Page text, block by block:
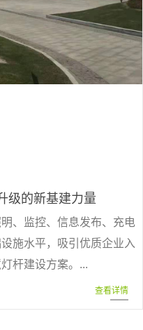
级的新基建力量
、监控、信息发布、充电
施水平，吸引优质企业入
杆建设方案。...
查看详情